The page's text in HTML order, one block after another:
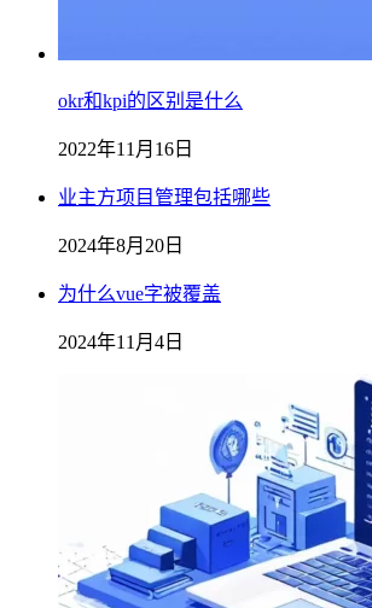
okr和kpi的区别是什么
2022年11月16日
业主方项目管理包括哪些
2024年8月20日
为什么vue字被覆盖
2024年11月4日